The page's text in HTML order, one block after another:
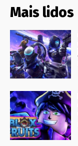
Mais lidos